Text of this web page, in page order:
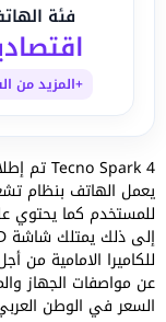
فئة
+المزيد من
Tecno Spark 4 تم إطلاقه في سبتمبر 2019 إلى جانب
للمستخدم كما يحتوي
للكاميرا الامامية من
عن مواصفات الجهاز
السعر في الوطن